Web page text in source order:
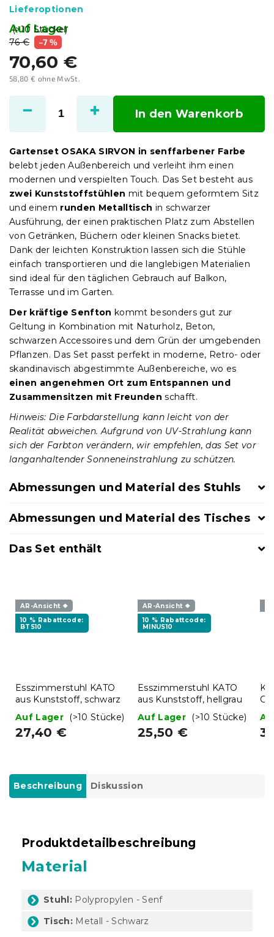
76 € –7 %
70,60 €
58,80 € ohne MwSt.
Auf Lager
(>10 Stücke)
Lieferoptionen
In den Warenkorb
Gartenset OSAKA SIRVON in senffarbener Farbe
belebt jeden Außenbereich und verleiht ihm einen
modernen und verspielten Touch. Das Set besteht aus
zwei Kunststoffstühlen mit bequem geformtem Sitz
und einem runden Metalltisch in schwarzer
Ausführung, der einen praktischen Platz zum Abstellen
von Getränken, Büchern oder kleinen Snacks bietet.
Dank der leichten Konstruktion lassen sich die Stühle
einfach transportieren und die langlebigen Materialien
sind ideal für den täglichen Gebrauch auf Balkon,
Terrasse und im Garten.
Der kräftige Senfton kommt besonders gut zur
Geltung in Kombination mit Naturholz, Beton,
schwarzen Accessoires und dem Grün der umgebenden
Pflanzen. Das Set passt perfekt in moderne, Retro- oder
skandinavisch abgestimmte Außenbereiche, wo es
einen angenehmen Ort zum Entspannen und
Zusammensitzen mit Freunden schafft.
Hinweis: Die Farbdarstellung kann leicht von der
Realität abweichen. Aufgrund von UV-Strahlung kann
sich der Farbton verändern, wir empfehlen, das Set vor
langanhaltender Sonneneinstrahlung zu schützen.
Abmessungen und Material des Stuhls
Abmessungen und Material des Tisches
Das Set enthält
AR-Ansicht ❖
10 % Rabattcode:
BTS10
Esszimmerstuhl KATO
aus Kunststoff, schwarz
Auf Lager
(>10 Stücke)
27,40 €
AR-Ansicht ❖
10 % Rabattcode:
MINUS10
Esszimmerstuhl KATO
aus Kunststoff, hellgrau
Auf Lager
(>10 Stücke)
25,50 €
Beschreibung Diskussion
Produktdetailbeschreibung
Material
Stuhl: Polypropylen - Senf
Tisch: Metall - Schwarz